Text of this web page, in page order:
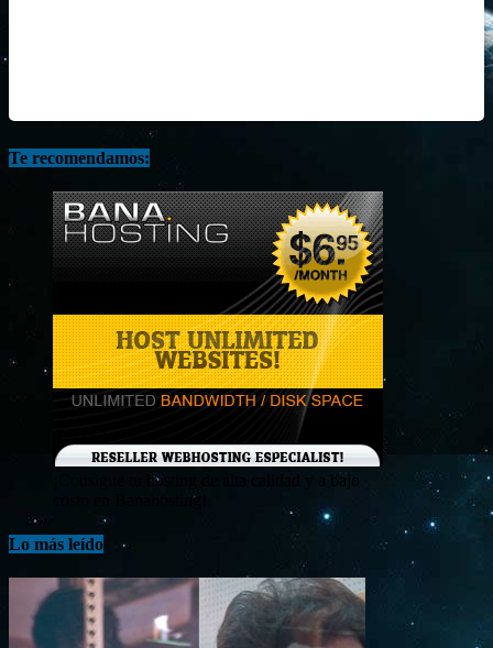
Te recomendamos:
¡Consigue tu hosting de alta calidad y a bajo
costo en Banahosting!
Lo más leído